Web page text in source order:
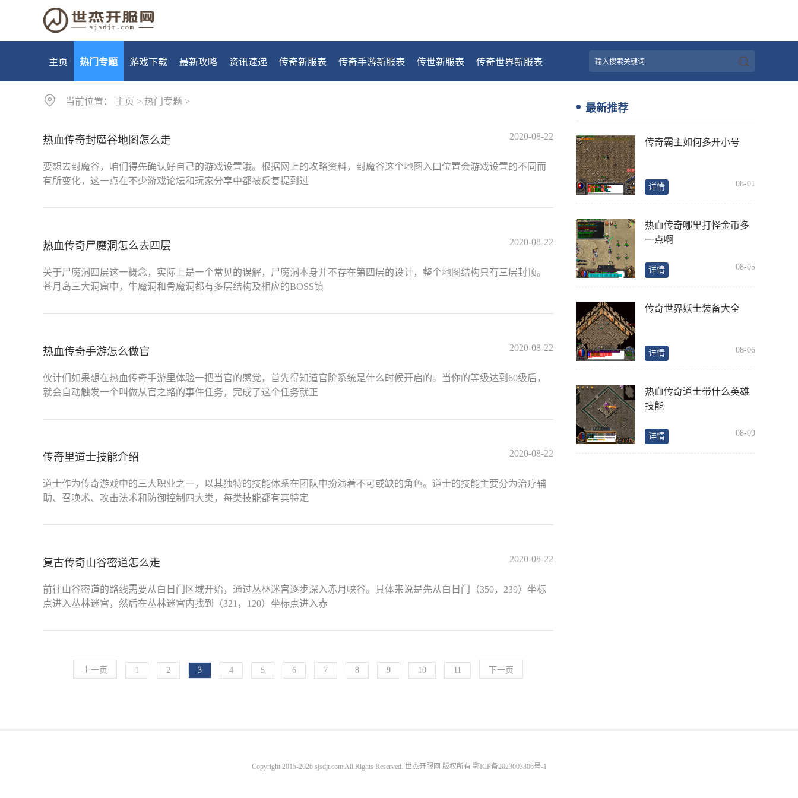
主页 热门专题 游戏下载 最新攻略 资讯速递 传奇新服表 传奇手游新服表 传世新服表 传奇世界新服表
当前位置： 主页 > 热门专题 >
热血传奇封魔谷地图怎么走 2020-08-22
要想去封魔谷，咱们得先确认好自己的游戏设置哦。根据网上的攻略资料，封魔谷这个地图入口位置会游戏设置的不同而
有所变化，这一点在不少游戏论坛和玩家分享中都被反复提到过
热血传奇尸魔洞怎么去四层 2020-08-22
关于尸魔洞四层这一概念，实际上是一个常见的误解，尸魔洞本身并不存在第四层的设计，整个地图结构只有三层封顶。
苍月岛三大洞窟中，牛魔洞和骨魔洞都有多层结构及相应的BOSS镇
热血传奇手游怎么做官 2020-08-22
伙计们如果想在热血传奇手游里体验一把当官的感觉，首先得知道官阶系统是什么时候开启的。当你的等级达到60级后，
就会自动触发一个叫做从官之路的事件任务，完成了这个任务就正
传奇里道士技能介绍 2020-08-22
道士作为传奇游戏中的三大职业之一，以其独特的技能体系在团队中扮演着不可或缺的角色。道士的技能主要分为治疗辅
助、召唤术、攻击法术和防御控制四大类，每类技能都有其特定
复古传奇山谷密道怎么走 2020-08-22
前往山谷密道的路线需要从白日门区域开始，通过丛林迷宫逐步深入赤月峡谷。具体来说是先从白日门（350，239）坐标
点进入丛林迷宫，然后在丛林迷宫内找到（321，120）坐标点进入赤
上一页 1 2 3 4 5 6 7 8 9 10 11 下一页
最新推荐
传奇霸主如何多开小号
详情 08-01
热血传奇哪里打怪金币多
一点啊
详情 08-05
传奇世界妖士装备大全
详情 08-06
热血传奇道士带什么英雄
技能
详情 08-09
Copyright 2015-2026 sjsdjt.com All Rights Reserved. 世杰开服网 版权所有 鄂ICP备2023003306号-1